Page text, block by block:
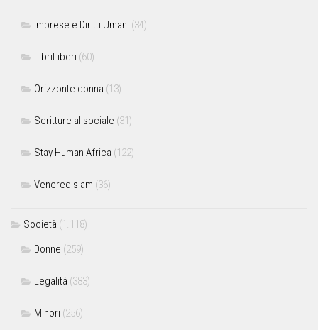
Imprese e Diritti Umani (34)
LibriLiberi (60)
Orizzonte donna (13)
Scritture al sociale (31)
Stay Human Africa (122)
VeneredIslam (36)
Società (1.118)
Donne (259)
Legalità (383)
Minori (256)